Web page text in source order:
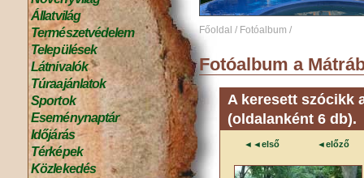
Állatvilág
Természetvédelem
Települések
Látnivalók
Túraajánlatok
Sportok
Eseménynaptár
Időjárás
Térképek
Közlekedés
Főoldal / Fotóalbum /
Fotóalbum a
A keresett szócikk
(oldalanként 6 db).
◄◄első ◄előző